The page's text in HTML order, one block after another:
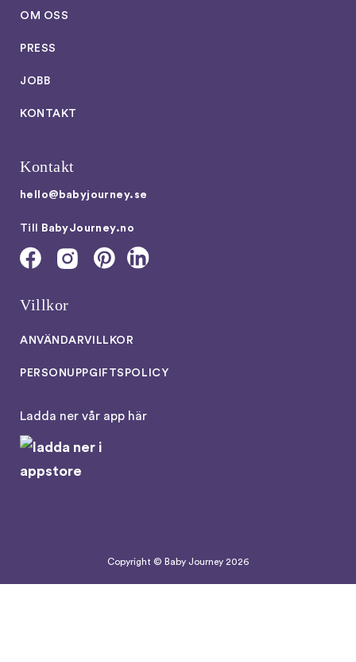
OM OSS
PRESS
JOBB
KONTAKT
Kontakt
hello@babyjourney.se
Till BabyJourney.no
Villkor
ANVÄNDARVILLKOR
PERSONUPPGIFTSPOLICY
Ladda ner vår app här
Copyright © Baby Journey 2026